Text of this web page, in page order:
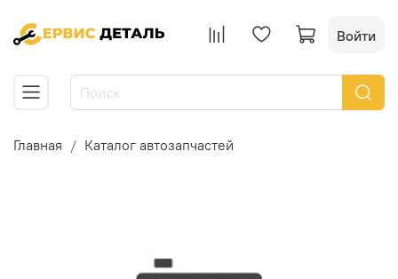
Войти
Главная Каталог автозапчастей